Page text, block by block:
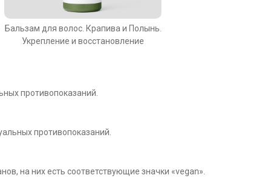
Бальзам для волос. Крапива и Полынь.
Укрепление и восстановление
противопоказаний.
противопоказаний.
на них есть соответствующие значки «vegan».